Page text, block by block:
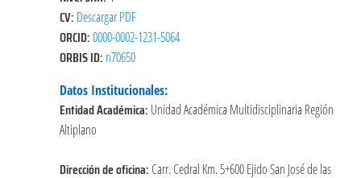
CV: Descargar PDF
ORCID:0000-0002-1231-5064
ORBIS ID: n70650
Datos Institucionales:
Entidad Académica: Unidad Académica Multidisciplinaria Región
Altiplano
Dirección de oficina: Carr. Cedral Km. 5+600 Ejido San José de las